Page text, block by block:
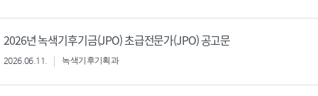
2026년 녹색기후기금(JPO) 초급전문가(JPO) 공고문
2026.06.11. 녹색기후기획과